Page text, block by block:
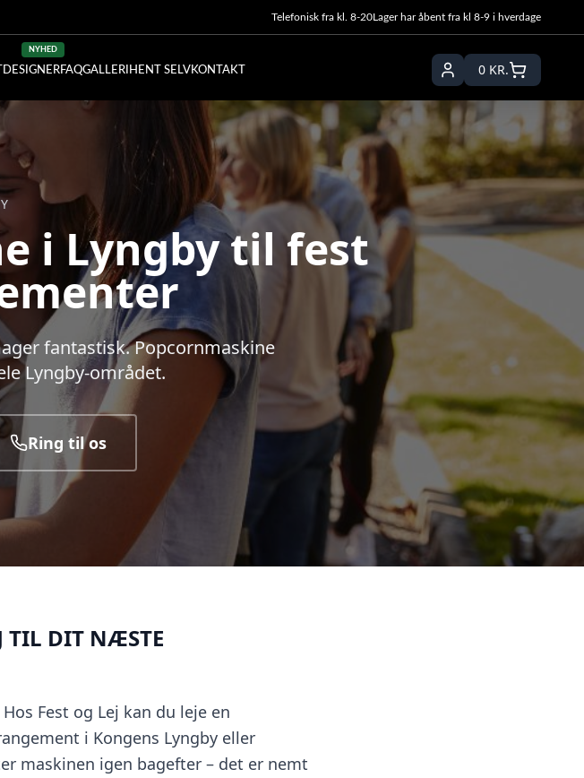
Telefonisk fra kl. 8-20Lager har åbent fra kl 8-9 i hverdage
NYHED
FAQGALLERI HENT SELVKONTAKT 0KR.
i Lyngby til fest
fantastisk. Popcornmaskine
Lyngby-området.
Ring til os
TIL DIT NÆSTE
Hos Fest og Lej kan du leje en
i Kongens Lyngby eller
maskinen igen bagefter – det er nemt